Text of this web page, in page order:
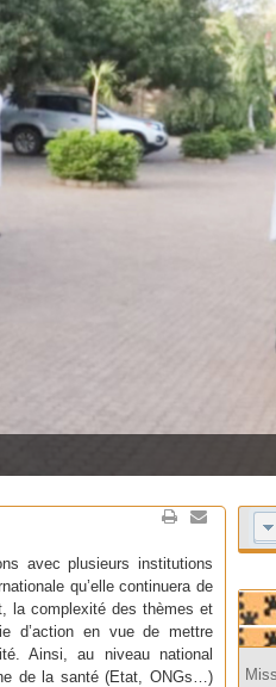
avec plusieurs institutions
qu’elle continuera de
la complexité des thèmes et
d’action en vue de mettre
Ainsi, au niveau national
de la santé (Etat, ONGs…)